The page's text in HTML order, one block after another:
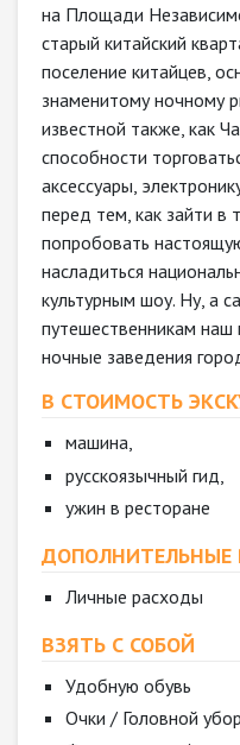
на Площади
старый китайский
поселение китайцев,
знаменитому ночному
известной также, как
способности
аксессуары,
перед тем, как зайти в
попробовать
насладиться
культурным шоу. Ну, а
путешественникам
ночные заведения
В СТОИМОСТЬ
машина,
русскоязычный гид,
ужин в ресторане
ДОПОЛНИТЕЛЬНЫЕ
Личные расходы
ВЗЯТЬ С СОБОЙ
Удобную обувь
Очки / Головной убор